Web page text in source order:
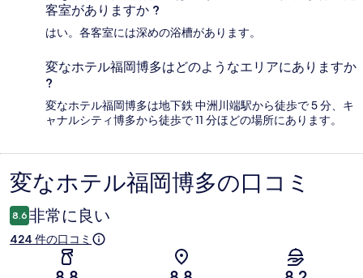
客室がありますか ?
はい。各客室には深めの浴槽があります。
変なホテル福岡博多はどのようなエリアにありますか
?
変なホテル福岡博多は地下鉄 中洲川端駅から徒歩で 5 分、キ
ャナルシティ博多から徒歩で 11 分ほどの場所にあります。
口
コ
ミ
変なホテル福岡博多の口コミ
8.6 非常に良い
424 件の口コミ